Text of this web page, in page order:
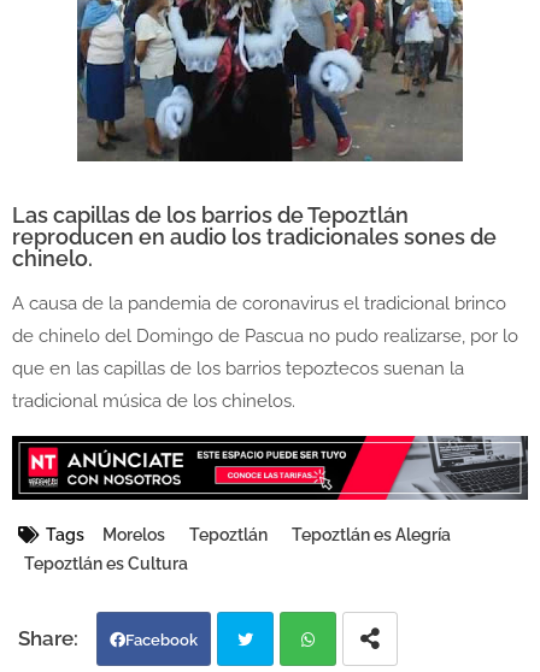
Las capillas de los barrios de Tepoztlán
reproducen en audio los tradicionales sones de
chinelo.
A causa de la pandemia de coronavirus el tradicional brinco
de chinelo del Domingo de Pascua no pudo realizarse, por lo
que en las capillas de los barrios tepoztecos suenan la
tradicional música de los chinelos.
Tags Morelos Tepoztlán
Tepoztlán es Alegría
Tepoztlán es Cultura
Facebook